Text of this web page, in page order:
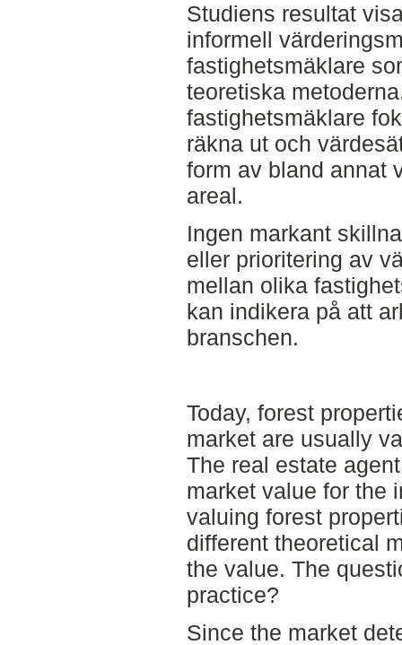
Studiens resultat
informell
fastighetsmäklare
teoretiska
fastighetsmäklare
räkna ut och
form av bland annat
areal.
Ingen markant
eller prioritering av
mellan olika
kan indikera på att
branschen.
Today, forest
market are usually
The real estate
market value for the
valuing forest
different theoretical
the value. The
practice?
Since the market